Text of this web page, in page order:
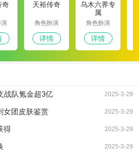
奇 天裕传奇
角色扮演
详情
乌木六界专
属
角色扮演
详情
战队氪金超3亿 2025-3-29
女团皮肤鉴赏 2025-3-29
得 2025-3-29
2025-3-29